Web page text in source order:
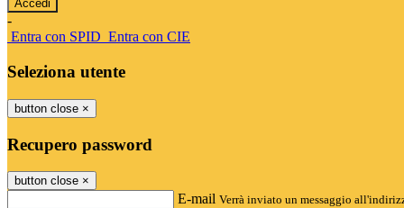
-
Entra con SPID Entra con CIE
Seleziona utente
button close ×
Recupero password
button close ×
E-mail Verrà inviato un messaggio